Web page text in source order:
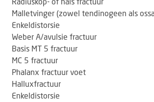
Malletvinger (zowel tendinogeen als
Enkeldistorsie
Weber A/avulsie fractuur
Basis MT 5 fractuur
MC 5 fractuur
Phalanx fractuur voet
Halluxfractuur
Enkeldistorsie